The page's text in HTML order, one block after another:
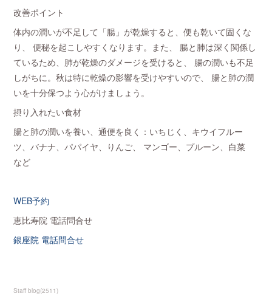
改善ポイント
体内の潤いが不足して「腸」が乾燥すると、便も乾いて固くな
り、 便秘を起こしやすくなります。また、 腸と肺は深く関係し
ているため、肺が乾燥のダメージを受けると、 腸の潤いも不足
しがちに。秋は特に乾燥の影響を受けやすいので、 腸と肺の潤
いを十分保つよう心がけましょう。
摂り入れたい食材
腸と肺の潤いを養い、通便を良く：いちじく、キウイフルー
ツ、バナナ、パパイヤ、りんご、 マンゴー、プルーン、白菜
など
WEB予約
恵比寿院 電話問合せ
銀座院 電話問合せ
Staff blog(2511)